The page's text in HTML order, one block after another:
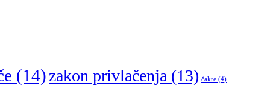
(14)zakon privlačenja (13) čakre (4)